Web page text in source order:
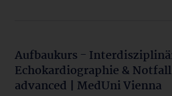
Aufbaukurs -
Echokardiographie &
advanced | MedUni Vienna